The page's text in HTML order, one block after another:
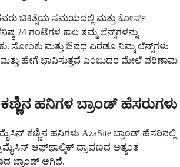
ಚಿಕಿತ್ಸೆಯ ಸಮಯದಲ್ಲಿ ಮತ್ತು ಕೋರ್ಸ್
24 ಗಂಟೆಗಳ ಕಾಲ ತಮ್ಮ ಲೆನ್ಸ್‌ಗಳನ್ನು
ಸೋಂಕು ಮತ್ತು ಔಷಧ ಎರಡೂ ನಿಮ್ಮ ಲೆನ್ಸ್‌ಗಳು
ಮತ್ತು ಹೇಗೆ ಭಾವಿಸುತ್ತವೆ ಎಂಬುದರ ಮೇಲೆ ಪರಿಣಾಮ
ಹನಿಗಳ ಬ್ರಾಂಡ್ ಹೆಸರುಗಳು
ಕಣ್ಣಿನ ಹನಿಗಳು AzaSite ಬ್ರಾಂಡ್ ಹೆಸರಿನಲ್ಲಿ
ಆಫ್‌ಥಾಲ್ಮಿಕ್ ದ್ರಾವಣದ ಅತ್ಯಂತ
ಬ್ರಾಂಡ್ ಆಗಿದೆ.